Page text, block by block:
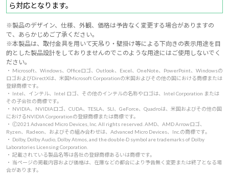
ら対応となります。
※製品のデザイン、仕様、外観、価格は予告なく変更する場合がありますの
で、あらかじめご了承ください。
※本製品は、取付金具を用いて天吊り・壁掛け等による下向きの表示用途を目
的とした製品設計をしておりませんのでこのような用途にはご使用しないでく
ださい。
・ Microsoft、Windows、Officeロゴ、Outlook、Excel、OneNote、PowerPoint、Windowsの
ロゴおよびDirectXは、米国Microsoft Corporationの米国およびその他の国における商標または
登録商標です。
・ Intel、インテル、Intel ロゴ、その他のインテルの名称やロゴは、Intel Corporation または
その子会社の商標です。
・ NVIDIA、NVIDIAロゴ、CUDA、TESLA、SLI、GeForce、Quadroは、米国およびその他の国
におけるNVIDIA Corporationの登録商標または商標です。
・ 🄫2021 Advanced Micro Devices, Inc. All rights reserved. AMD、AMD Arrowロゴ、
Ryzen、Radeon、およびその組み合わせは、Advanced Micro Devices、Inc.の商標です。
・ Dolby, Dolby Audio, Dolby Atmos, and the double-D symbol are trademarks of Dolby
Laboratories Licensing Corporation.
・ 記載されている製品名等は各社の登録商標あるいは商標です。
・ 当ページの掲載内容および価格は、在庫などの都合により予告無く変更または終了となる場
合があります。